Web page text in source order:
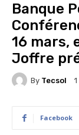
Banque
16 mars,
Joffre
By Tecsol
Facebook